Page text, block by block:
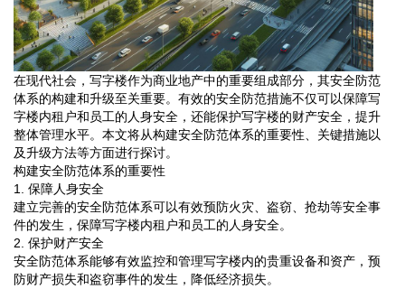
在现代社会，写字楼作为商业地产中的重要组成部分，其安全防范
体系的构建和升级至关重要。有效的安全防范措施不仅可以保障写
字楼内租户和员工的人身安全，还能保护写字楼的财产安全，提升
整体管理水平。本文将从构建安全防范体系的重要性、关键措施以
及升级方法等方面进行探讨。
构建安全防范体系的重要性
1. 保障人身安全
建立完善的安全防范体系可以有效预防火灾、盗窃、抢劫等安全事
件的发生，保障写字楼内租户和员工的人身安全。
2. 保护财产安全
安全防范体系能够有效监控和管理写字楼内的贵重设备和资产，预
防财产损失和盗窃事件的发生，降低经济损失。